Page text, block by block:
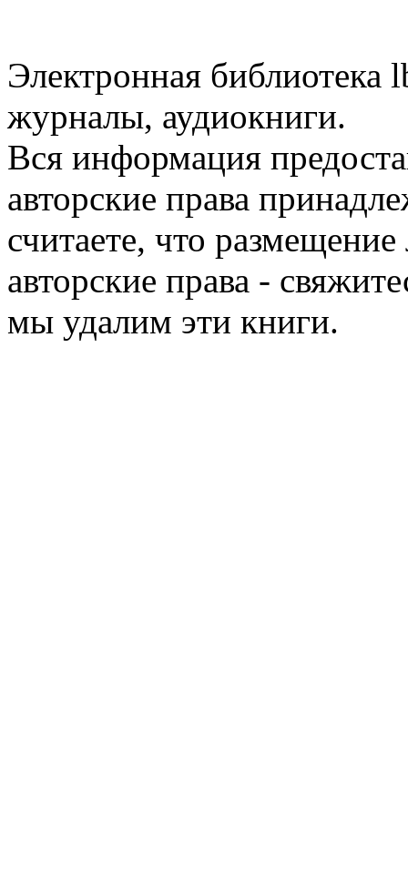
Электронная библиотека
журналы, аудиокниги.
Вся информация
авторские права
считаете, что
авторские права -
мы удалим эти книги.